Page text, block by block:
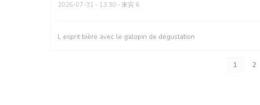
2026-07-31 - 13:30 - 来宾 6
L esprit bière avec le galopin de dégustation
1 2